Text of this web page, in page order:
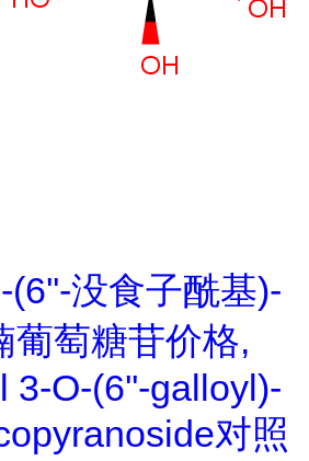
(6''-没食子酰基)-
葡萄糖苷价格,
3-O-(6''-galloyl)-
对照